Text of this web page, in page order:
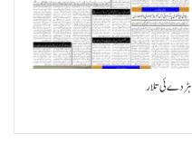
ہڑدے ئی تلار